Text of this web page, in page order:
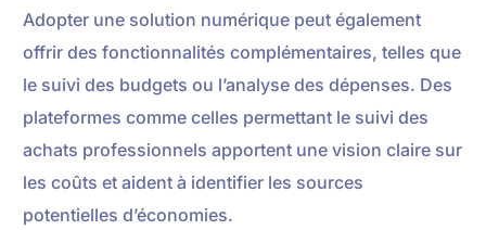
Adopter une solution numérique peut également
offrir des fonctionnalités complémentaires, telles que
le suivi des budgets ou l’analyse des dépenses. Des
plateformes comme celles permettant le suivi des
achats professionnels apportent une vision claire sur
les coûts et aident à identifier les sources
potentielles d’économies.